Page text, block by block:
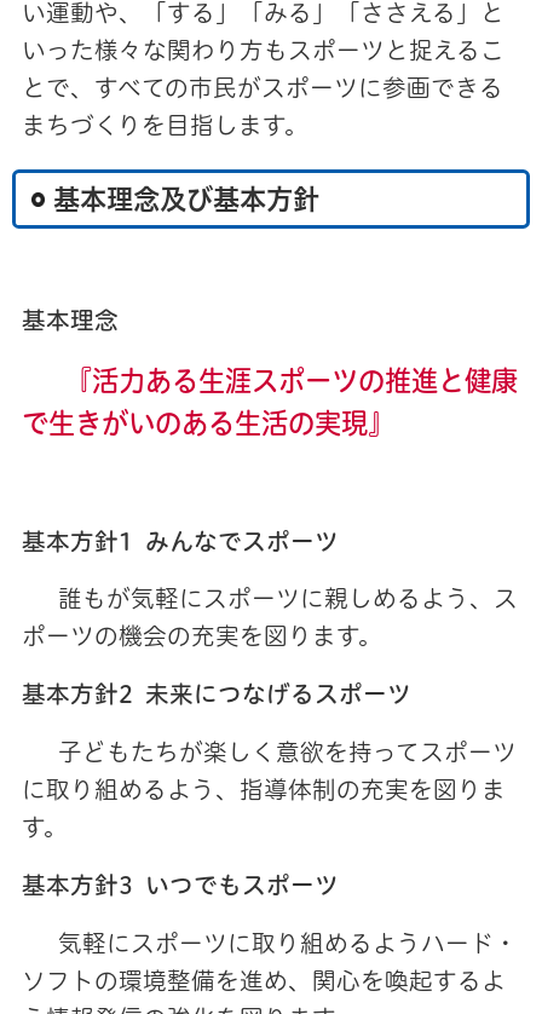
い運動や、「する」「みる」「ささえる」と
いった様々な関わり方もスポーツと捉えるこ
とで、すべての市民がスポーツに参画できる
まちづくりを目指します。
基本理念及び基本方針
基本理念
『活力ある生涯スポーツの推進と健康
で生きがいのある生活の実現』
基本方針1 みんなでスポーツ
誰もが気軽にスポーツに親しめるよう、ス
ポーツの機会の充実を図ります。
基本方針2 未来につなげるスポーツ
子どもたちが楽しく意欲を持ってスポーツ
に取り組めるよう、指導体制の充実を図りま
す。
基本方針3 いつでもスポーツ
気軽にスポーツに取り組めるようハード・
ソフトの環境整備を進め、関心を喚起するよ